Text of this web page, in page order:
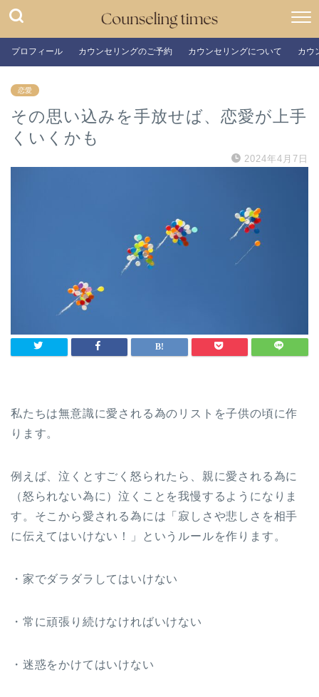
プロフィール カウンセリングのご予約 カウンセリングについて カウ
恋愛
その思い込みを手放せば、恋愛が上手
くいくかも
2024年4月7日
私たちは無意識に愛される為のリストを子供の頃に作
ります。
例えば、泣くとすごく怒られたら、親に愛される為に
（怒られない為に）泣くことを我慢するようになりま
す。そこから愛される為には「寂しさや悲しさを相手
に伝えてはいけない！」というルールを作ります。
・家でダラダラしてはいけない
・常に頑張り続けなければいけない
・迷惑をかけてはいけない